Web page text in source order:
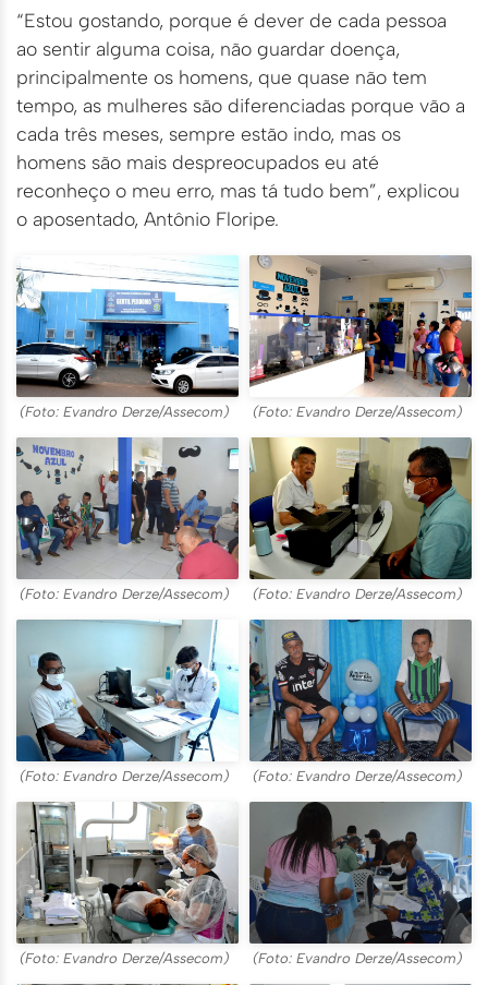
“Estou gostando, porque é dever de cada pessoa
ao sentir alguma coisa, não guardar doença,
principalmente os homens, que quase não tem
tempo, as mulheres são diferenciadas porque vão a
cada três meses, sempre estão indo, mas os
homens são mais despreocupados eu até
reconheço o meu erro, mas tá tudo bem”, explicou
o aposentado, Antônio Floripe.
(Foto: Evandro Derze/Assecom) (Foto: Evandro Derze/Assecom)
(Foto: Evandro Derze/Assecom) (Foto: Evandro Derze/Assecom)
(Foto: Evandro Derze/Assecom) (Foto: Evandro Derze/Assecom)
(Foto: Evandro Derze/Assecom) (Foto: Evandro Derze/Assecom)